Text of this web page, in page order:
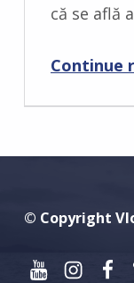
S
0
că se află
Continue
© Copyright
Youtube